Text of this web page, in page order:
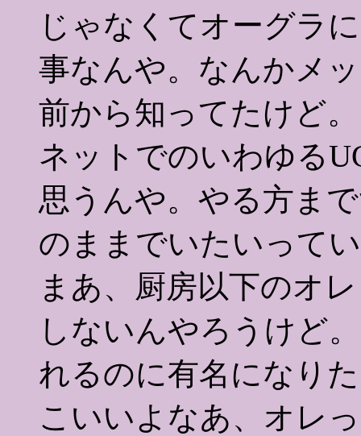
じゃなくてオーグラ
事なんや。なんかメ
前から知ってたけど。
ネットでのいわゆる
思うんや。やる方ま
のままでいたいって
まあ、厨房以下のオ
しないんやろうけど
れるのに有名になり
こいいよなあ、オレ